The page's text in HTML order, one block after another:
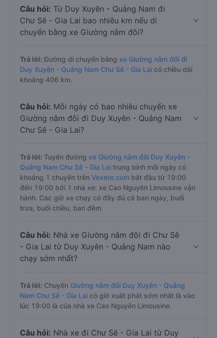
Câu hỏi: Từ Duy Xuyên - Quảng Nam đi
Chư Sê - Gia Lai bao nhiêu km nếu di
chuyển bằng xe Giường nằm đôi?
Trả lời: Đường di chuyển bằng xe Giường nằm đôi đi
Duy Xuyên - Quảng Nam Chư Sê - Gia Lai có chiều dài
khoảng 406 km.
Câu hỏi: Mỗi ngày có bao nhiêu chuyến xe
Giường nằm đôi đi Duy Xuyên - Quảng Nam
Chư Sê - Gia Lai?
Trả lời: Tuyến đường xe Giường nằm đôi Duy Xuyên -
Quảng Nam Chư Sê - Gia Lai trung bình mỗi ngày có
khoảng 1 chuyến trên Vexere.com bắt đầu từ 19:00
đến 19:00 bởi 1 nhà xe: xe Cao Nguyên Limousine vận
hành. Các giờ xe chạy có đầy đủ cả ban ngày, buổi
trưa, buổi chiều, ban đêm
Câu hỏi: Nhà xe Giường nằm đôi đi Chư Sê
- Gia Lai từ Duy Xuyên - Quảng Nam nào
chạy sớm nhất?
Trả lời: Chuyến Giường nằm đôi Duy Xuyên - Quảng
Nam Chư Sê - Gia Lai có giờ xuất phát sớm nhất là vào
lúc 19:00 là của nhà xe Cao Nguyên Limousine.
Câu hỏi: Nhà xe đi Chư Sê - Gia Lai từ Duy